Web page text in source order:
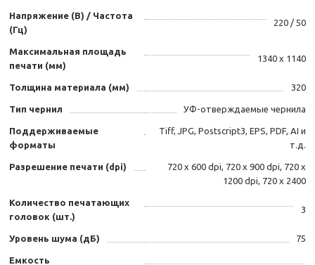
Напряжение (В) / Частота
(Гц)
220 / 50
Максимальная площадь
печати (мм)
1340 x 1140
Толщина материала (мм) 320
Тип чернил УФ-отверждаемые чернила
Поддерживаемые
форматы
Tiff, JPG, Postscript3, EPS, PDF, AI и
т.д.
Разрешение печати (dpi)
720 х 600 dpi, 720 х 900 dpi, 720 х
1200 dpi, 720 х 2400
Количество печатающих
головок (шт.)
3
Уровень шума (дБ) 75
Емкость